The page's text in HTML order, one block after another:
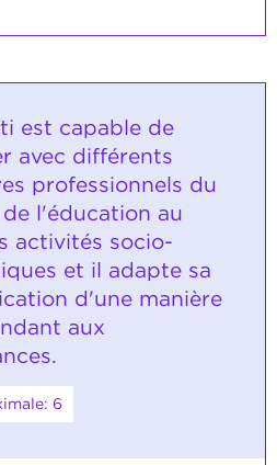
est capable de
avec différents
professionnels du
l'éducation au
activités socio-
et il adapte sa
d'une manière
aux
6